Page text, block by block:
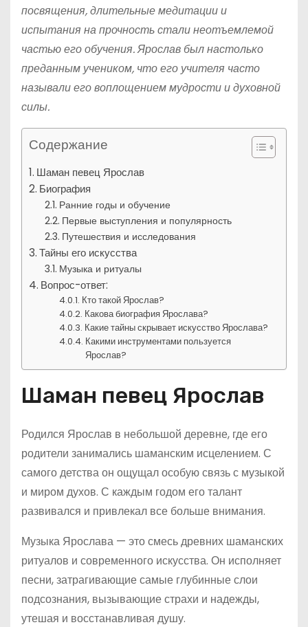
посвящения, длительные медитации и
испытания на прочность стали неотъемлемой
частью его обучения. Ярослав был настолько
преданным учеником, что его учителя часто
называли его воплощением мудрости и духовной
силы.
Содержание
Шаман певец Ярослав
Биография
Ранние годы и обучение
Первые выступления и популярность
Путешествия и исследования
Тайны его искусства
Музыка и ритуалы
Вопрос-ответ:
Кто такой Ярослав?
Какова биография Ярослава?
Какие тайны скрывает искусство Ярослава?
Какими инструментами пользуется
Ярослав?
Шаман певец Ярослав
Родился Ярослав в небольшой деревне, где его
родители занимались шаманским исцелением. С
самого детства он ощущал особую связь с музыкой
и миром духов. С каждым годом его талант
развивался и привлекал все больше внимания.
Музыка Ярослава — это смесь древних шаманских
ритуалов и современного искусства. Он исполняет
песни, затрагивающие самые глубинные слои
подсознания, вызывающие страхи и надежды,
утешая и восстанавливая душу.